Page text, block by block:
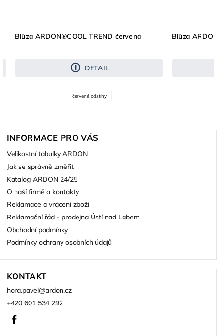
Blůza ARDON®COOL TREND červená
DETAIL
červené odstíny
Blůza
INFORMACE PRO VÁS
Velikostní tabulky ARDON
Jak se správně změřit
Katalog ARDON 24/25
O naší firmě a kontakty
Reklamace a vrácení zboží
Reklamační řád - prodejna Ústí nad Labem
Obchodní podmínky
Podmínky ochrany osobních údajů
KONTAKT
hora.pavel@ardon.cz
+420 601 534 292